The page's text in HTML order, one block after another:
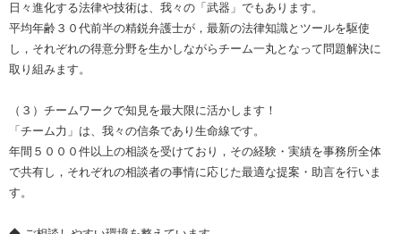
日々進化する法律や技術は、我々の「武器」でもあります。
平均年齢３０代前半の精鋭弁護士が，最新の法律知識とツールを駆使
し，それぞれの得意分野を生かしながらチーム一丸となって問題解決に
取り組みます。
（３）チームワークで知見を最大限に活かします！
「チーム力」は、我々の信条であり生命線です。
年間５０００件以上の相談を受けており，その経験・実績を事務所全体
で共有し，それぞれの相談者の事情に応じた最適な提案・助言を行いま
す。